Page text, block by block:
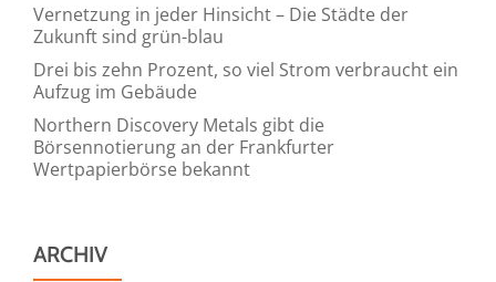
Vernetzung in jeder Hinsicht – Die Städte der
Zukunft sind grün-blau
Drei bis zehn Prozent, so viel Strom verbraucht ein
Aufzug im Gebäude
Northern Discovery Metals gibt die
Börsennotierung an der Frankfurter
Wertpapierbörse bekannt
ARCHIV